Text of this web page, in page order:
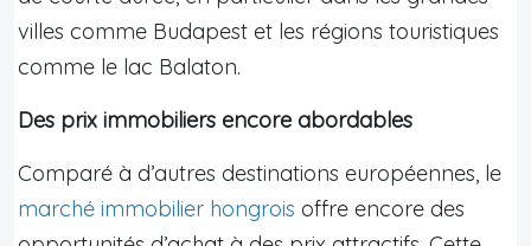
villes comme Budapest et les régions touristiques
comme le lac Balaton.
Des prix immobiliers encore abordables
Comparé à d’autres destinations européennes, le
marché immobilier hongrois offre encore des